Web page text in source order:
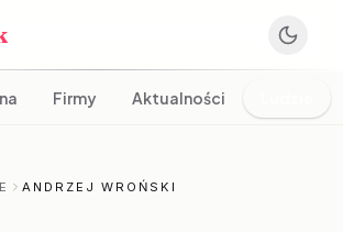
Firmy Aktualności
ANDRZEJ WROŃSKI